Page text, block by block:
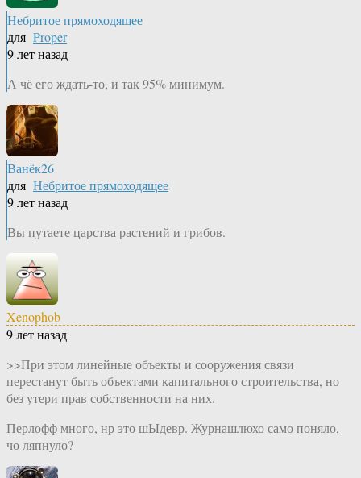
Небритое прямоходящее
для Proper
9 лет назад
А чё его ждать-то, и так 95% минимум.
Ванёк26
для Небритое прямоходящее
9 лет назад
Вы путаете царства растений и грибов.
Xenophob
9 лет назад
>>При этом линейные объекты и сооружения связи
перестанут быть объектами капитального строительства, но
без утери прав собственности на них.
Перлофф много, нр это шЫдевр. Журнашлюхо само поняло,
чо ляпнуло?